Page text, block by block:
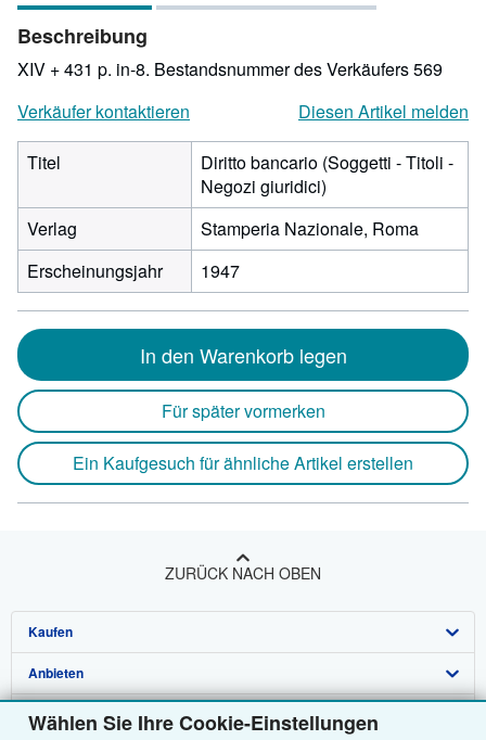
Wählen Sie Ihre Cookie-Einstellungen
Sternen
Beschreibung
XIV + 431 p. in-8. Bestandsnummer des Verkäufers 569
Verkäufer kontaktieren
Diesen Artikel melden
Titel
Diritto bancario (Soggetti - Titoli -
Negozi giuridici)
Verlag
Stamperia Nazionale, Roma
Erscheinungsjahr
1947
In den Warenkorb legen
Für später vormerken
Ein Kaufgesuch für ähnliche Artikel erstellen
ZURÜCK NACH OBEN
Kaufen
Detailsuche
Sammlungen
Anbieten
Verkäufer werden
Über uns